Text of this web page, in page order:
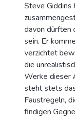
Steve Giddins
davon dürften
sein. Er
verzichtet
die
Werke dieser
steht stets
Faustregeln,
findigen